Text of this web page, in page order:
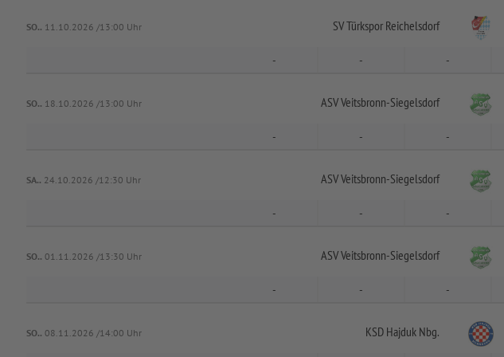
SO.. 11.10.2026 /13:00 Uhr SV Türkspor Reichelsdorf
- - -
SO.. 18.10.2026 /13:00 Uhr ASV Veitsbronn-Siegelsdorf
- - -
SA.. 24.10.2026 /12:30 Uhr ASV Veitsbronn-Siegelsdorf
- - -
SO.. 01.11.2026 /13:30 Uhr ASV Veitsbronn-Siegelsdorf
- - -
SO.. 08.11.2026 /14:00 Uhr KSD Hajduk Nbg.